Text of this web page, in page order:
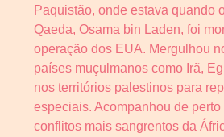
Paquistão, onde estava quando
Qaeda, Osama bin Laden, foi
operação dos EUA. Mergulhou
países muçulmanos como Irã,
nos territórios palestinos para
especiais. Acompanhou de
conflitos mais sangrentos da